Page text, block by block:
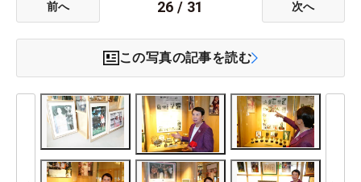
前へ 26 / 31 次へ
この写真の記事を読む